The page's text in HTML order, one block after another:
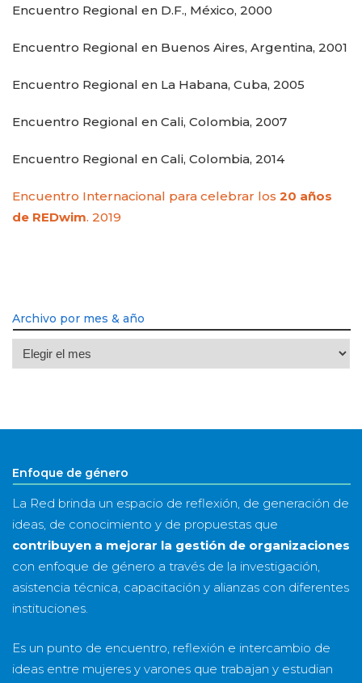
Encuentro Regional en D.F., México, 2000
Encuentro Regional en Buenos Aires, Argentina, 2001
Encuentro Regional en La Habana, Cuba, 2005
Encuentro Regional en Cali, Colombia, 2007
Encuentro Regional en Cali, Colombia, 2014
Encuentro Internacional para celebrar los 20 años
de REDwim. 2019
Archivo por mes & año
Archivo
por
año
Enfoque de género
La Red brinda un espacio de reflexión, de generación de
ideas, de conocimiento y de propuestas que
contribuyen a mejorar la gestión de organizaciones
con enfoque de género a través de la investigación,
asistencia técnica, capacitación y alianzas con diferentes
instituciones.
Es un punto de encuentro, reflexión e intercambio de
ideas entre mujeres y varones que trabajan y estudian